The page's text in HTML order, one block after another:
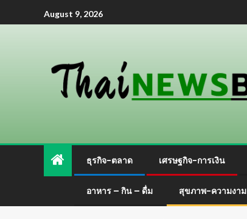
August 9, 2026
ธุรกิจ-ตลาด เศรษฐกิจ-การเงิน
อาหาร – กิน – ดื่ม สุขภาพ-ความงาม